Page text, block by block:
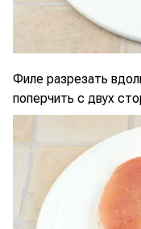
Филе разрезать
поперчить с двух